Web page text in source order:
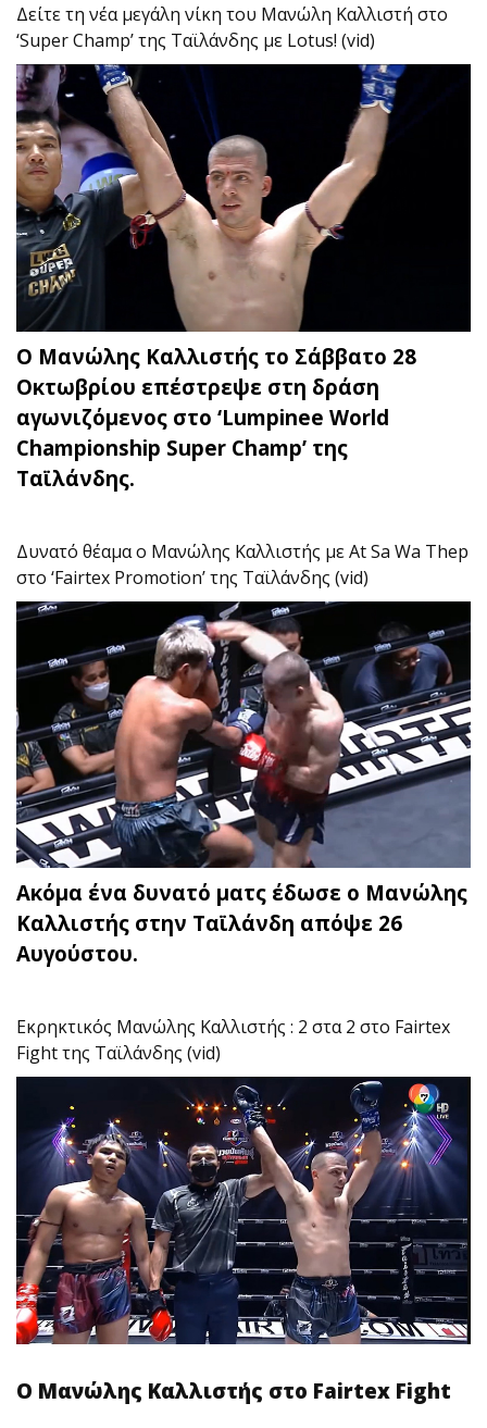
Δείτε τη νέα μεγάλη νίκη του Μανώλη Καλλιστή στo
‘Super Champ’ της Ταϊλάνδης με Lotus! (vid)
Ο Μανώλης Καλλιστής το Σάββατο 28
Οκτωβρίου επέστρεψε στη δράση
αγωνιζόμενος στο ‘Lumpinee World
Championship Super Champ’ της
Ταϊλάνδης.
Δυνατό θέαμα ο Μανώλης Καλλιστής με At Sa Wa Thep
στο ‘Fairtex Promotion’ της Ταϊλάνδης (vid)
Ακόμα ένα δυνατό ματς έδωσε ο Μανώλης
Καλλιστής στην Ταϊλάνδη απόψε 26
Αυγούστου.
Εκρηκτικός Μανώλης Καλλιστής : 2 στα 2 στο Fairtex
Fight της Ταϊλάνδης (vid)
Ο Μανώλης Καλλιστής στο Fairtex Fight